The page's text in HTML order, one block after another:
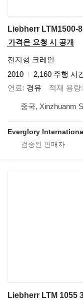
Liebherr LTM1500-
가격은 요청 시 공개
전지형 크레인
2010
2,160 주행 시
연료
경유 적재 용량
중국, Xinzhuanm
Everglory
Liebherr LTM 1055